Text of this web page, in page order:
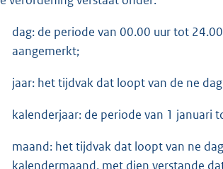
dag: de periode van 00.00 uur tot
aangemerkt;
jaar: het tijdvak dat loopt van de ne
kalenderjaar: de periode van 1 januari
maand: het tijdvak dat loopt van ne
kalendermaand, met dien verstande